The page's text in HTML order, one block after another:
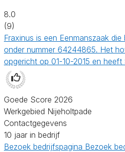
8.0
(9)
Fraxinus is een Eenmanszaak
onder nummer 64244865. Het
opgericht op 01-10-2015 en heeft
Goede Score 2026
Werkgebied Nijeholtpade
Contactgegevens
10 jaar in bedrijf
Bezoek bedrijfspagina Bezoek